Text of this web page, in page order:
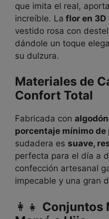
que imita el real,
increíble. La flor en 3D
vestido rosa con
dándole un toque
su dulzura.
Materiales de
Confort Total
Fabricada con
porcentaje mínimo
sudadera es suave,
perfecta para el día a
confección artesanal
impecable y una gran
👩‍👧 Conjuntos